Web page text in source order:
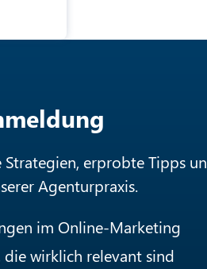
Strategien, erprobte Tipps
Agenturpraxis.
im Online-Marketing
die wirklich relevant sind